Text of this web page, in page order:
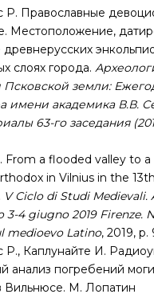
Р. Православные
Местоположение,
древнерусских
слоях города.
Псковской земли:
имени академика В.В.
63-го заседания
From a flooded valley to a
in Vilnius in the
V Ciclo di Studi Medievali.
3-4 giugno 2019 Firenze.
medioevo Latino, 2019, p.
Р., Каплунайте И.
анализ погребений
Вильнюсе. М. Лопатин